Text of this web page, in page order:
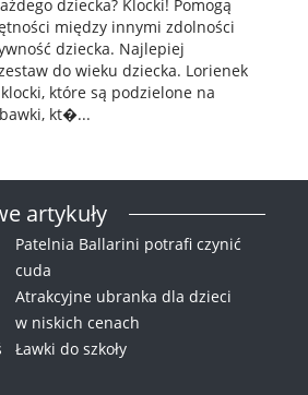
dziecka? Klocki! Pomogą
między innymi zdolności
dziecka. Najlepiej
do wieku dziecka. Lorienek
które są podzielone na
kt�...
artykuły
Patelnia Ballarini potrafi czynić
cuda
Atrakcyjne ubranka dla dzieci
w niskich cenach
Ławki do szkoły